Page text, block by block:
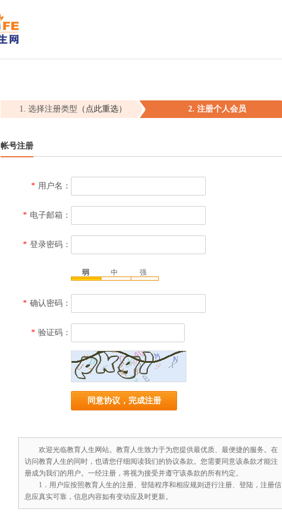
1. 选择注册类型 （点此重选） 2. 注册个人会员
帐号注册
* 用户名：
* 电子邮箱：
* 登录密码：
弱 中 强
* 确认密码：
* 验证码：
欢迎光临教育人生网站。教育人生致力于为您提供最优质、最便捷的服务。在
访问教育人生的同时，也请您仔细阅读我们的协议条款。您需要同意该条款才能注
册成为我们的用户。一经注册，将视为接受并遵守该条款的所有约定。
1．用户应按照教育人生的注册、登陆程序和相应规则进行注册、登陆，注册信
息应真实可靠，信息内容如有变动应及时更新。